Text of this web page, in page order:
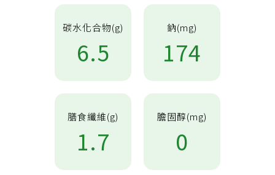
碳水化合物(g)
6.5
鈉(mg)
174
膳食纖維(g)
1.7
膽固醇(mg)
0